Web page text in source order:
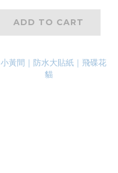
ADD TO CART